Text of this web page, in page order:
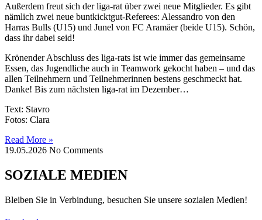
Außerdem freut sich der liga-rat über zwei neue Mitglieder. Es gibt
nämlich zwei neue buntkicktgut-Referees: Alessandro von den
Harras Bulls (U15) und Junel von FC Aramäer (beide U15). Schön,
dass ihr dabei seid!
Krönender Abschluss des liga-rats ist wie immer das gemeinsame
Essen, das Jugendliche auch in Teamwork gekocht haben – und das
allen Teilnehmern und Teilnehmerinnen bestens geschmeckt hat.
Danke! Bis zum nächsten liga-rat im Dezember…
Text: Stavro
Fotos: Clara
Read More »
19.05.2026 No Comments
SOZIALE MEDIEN
Bleiben Sie in Verbindung, besuchen Sie unsere sozialen Medien!